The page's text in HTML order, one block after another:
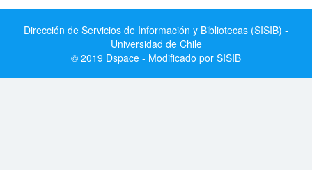
Dirección de Servicios de Información y Bibliotecas (SISIB) -
Universidad de Chile
© 2019 Dspace - Modificado por SISIB